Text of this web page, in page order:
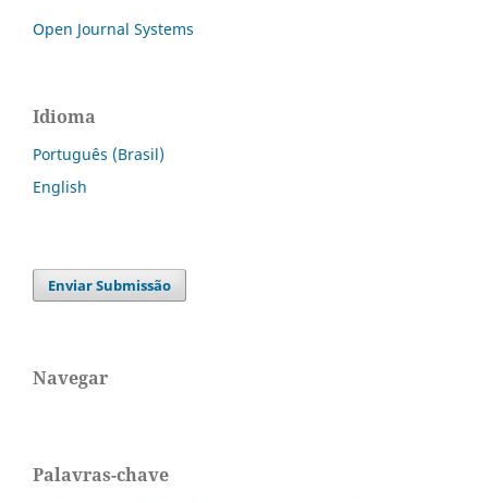
Open Journal Systems
Idioma
Português (Brasil)
English
Enviar Submissão
Navegar
Palavras-chave